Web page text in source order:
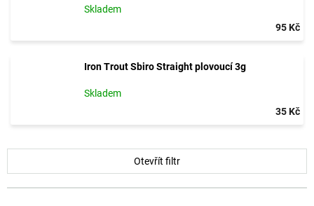
Skladem
95 Kč
Iron Trout Sbiro Straight plovoucí 3g
Skladem
35 Kč
Otevřít filtr
ý
p